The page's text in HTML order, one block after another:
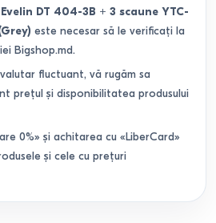
DT 404-3B + 3 scaune YTC-
este necesar să le verificați la
Bigshop.md.
fluctuant, vă rugăm sa
prețul și disponibilitatea produsului
0%» și achitarea cu «LiberCard»
și cele cu prețuri